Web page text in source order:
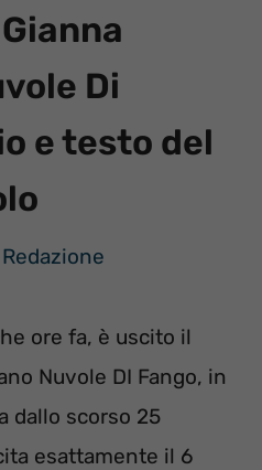
Di
e testo del
Redazione
ore fa, è uscito il
Nuvole DI Fango, in
dallo scorso 25
esattamente il 6